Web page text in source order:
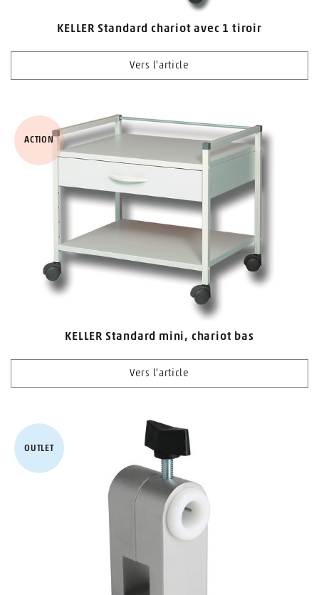
KELLER Standard chariot avec 1 tiroir
Vers l'article
KELLER Standard mini, chariot bas
Vers l'article
ACTION
OUTLET